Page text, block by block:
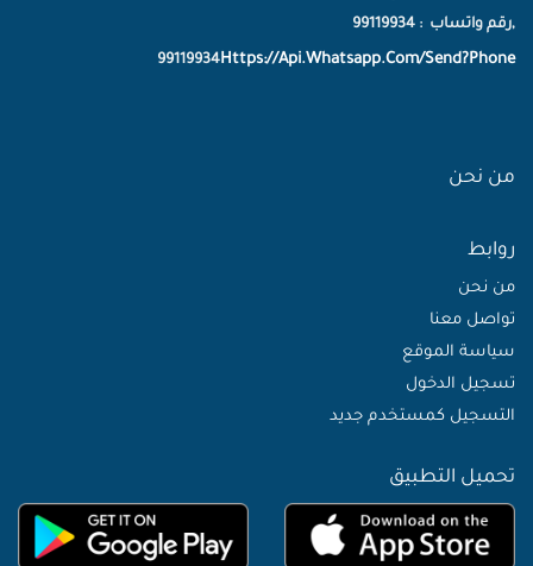
,رقم واتساب : 99119934
Https://Api.Whatsapp.Com/Send?Phone
99119934
من نحن
روابط
من نحن
تواصل معنا
سياسة الموقع
تسجيل الدخول
التسجيل كمستخدم جديد
تحميل التطبيق